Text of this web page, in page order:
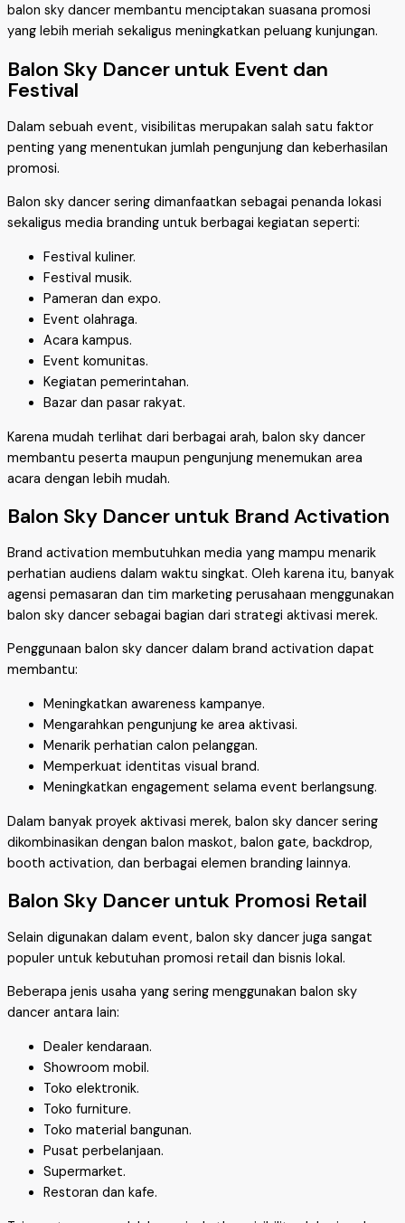
balon sky dancer membantu menciptakan suasana promosi
yang lebih meriah sekaligus meningkatkan peluang kunjungan.
Balon Sky Dancer untuk Event dan
Festival
Dalam sebuah event, visibilitas merupakan salah satu faktor
penting yang menentukan jumlah pengunjung dan keberhasilan
promosi.
Balon sky dancer sering dimanfaatkan sebagai penanda lokasi
sekaligus media branding untuk berbagai kegiatan seperti:
Festival kuliner.
Festival musik.
Pameran dan expo.
Event olahraga.
Acara kampus.
Event komunitas.
Kegiatan pemerintahan.
Bazar dan pasar rakyat.
Karena mudah terlihat dari berbagai arah, balon sky dancer
membantu peserta maupun pengunjung menemukan area
acara dengan lebih mudah.
Balon Sky Dancer untuk Brand Activation
Brand activation membutuhkan media yang mampu menarik
perhatian audiens dalam waktu singkat. Oleh karena itu, banyak
agensi pemasaran dan tim marketing perusahaan menggunakan
balon sky dancer sebagai bagian dari strategi aktivasi merek.
Penggunaan balon sky dancer dalam brand activation dapat
membantu:
Meningkatkan awareness kampanye.
Mengarahkan pengunjung ke area aktivasi.
Menarik perhatian calon pelanggan.
Memperkuat identitas visual brand.
Meningkatkan engagement selama event berlangsung.
Dalam banyak proyek aktivasi merek, balon sky dancer sering
dikombinasikan dengan balon maskot, balon gate, backdrop,
booth activation, dan berbagai elemen branding lainnya.
Balon Sky Dancer untuk Promosi Retail
Selain digunakan dalam event, balon sky dancer juga sangat
populer untuk kebutuhan promosi retail dan bisnis lokal.
Beberapa jenis usaha yang sering menggunakan balon sky
dancer antara lain:
Dealer kendaraan.
Showroom mobil.
Toko elektronik.
Toko furniture.
Toko material bangunan.
Pusat perbelanjaan.
Supermarket.
Restoran dan kafe.